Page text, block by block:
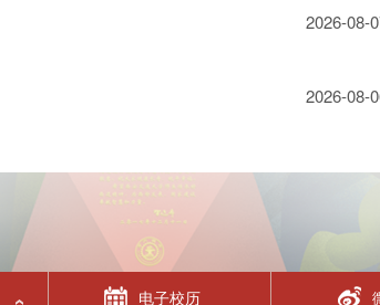
2026-08-
2026-08-
电子校历